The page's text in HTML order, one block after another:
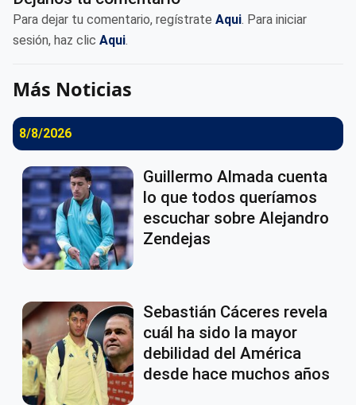
Para dejar tu comentario, regístrate Aqui. Para iniciar
sesión, haz clic Aqui.
Más Noticias
8/8/2026
Guillermo Almada cuenta
lo que todos queríamos
escuchar sobre Alejandro
Zendejas
Sebastián Cáceres revela
cuál ha sido la mayor
debilidad del América
desde hace muchos años